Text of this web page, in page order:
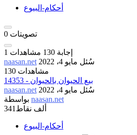
أحكام-البيوع
0 تصويتات
1 إجابة 130 مشاهدات
naasan.net
سُئل مايو 4، 2022
130 مشاهدات
14353 - بيع الحيوان بالحيوان
naasan.net
سُئل مايو 4، 2022
naasan.net
341ألف نقاط
أحكام-البيوع